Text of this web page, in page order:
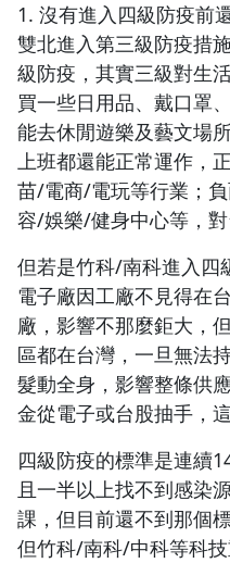
1. 沒有進入四級防疫前
雙北進入第三級防疫措
級防疫，其實三級對生
買一些日用品、戴口罩
能去休閒遊樂及藝文場
上班都還能正常運作，
苗/電商/電玩等行業；
容/娛樂/健身中心等，對
但若是竹科/南科進入四
電子廠因工廠不見得在
廠，影響不那麼鉅大，
區都在台灣，一旦無法
髮動全身，影響整條供
金從電子或台股抽手，
四級防疫的標準是連續
且一半以上找不到感染
課，但目前還不到那個
但竹科/南科/中科等科